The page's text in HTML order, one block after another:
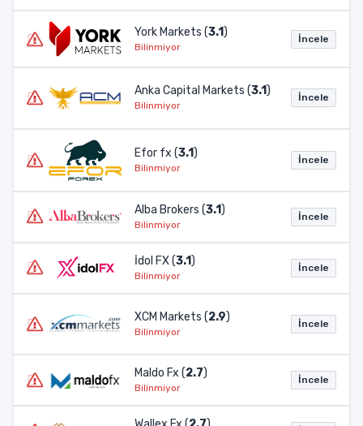
York Markets (3.1)
Bilinmiyor
İncele
Anka Capital Markets (3.1)
Bilinmiyor
İncele
Efor fx (3.1)
Bilinmiyor
İncele
Alba Brokers (3.1)
Bilinmiyor
İncele
İdol FX (3.1)
Bilinmiyor
İncele
XCM Markets (2.9)
Bilinmiyor
İncele
Maldo Fx (2.7)
Bilinmiyor
İncele